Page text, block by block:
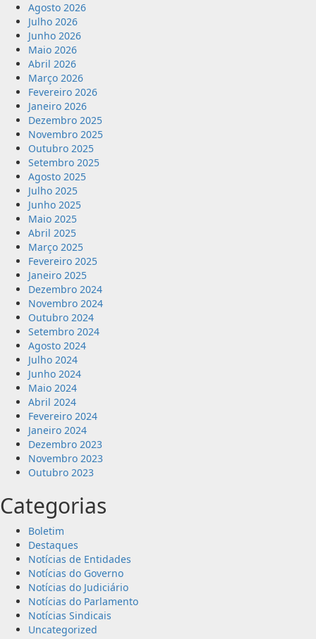
Agosto 2026
Julho 2026
Junho 2026
Maio 2026
Abril 2026
Março 2026
Fevereiro 2026
Janeiro 2026
Dezembro 2025
Novembro 2025
Outubro 2025
Setembro 2025
Agosto 2025
Julho 2025
Junho 2025
Maio 2025
Abril 2025
Março 2025
Fevereiro 2025
Janeiro 2025
Dezembro 2024
Novembro 2024
Outubro 2024
Setembro 2024
Agosto 2024
Julho 2024
Junho 2024
Maio 2024
Abril 2024
Fevereiro 2024
Janeiro 2024
Dezembro 2023
Novembro 2023
Outubro 2023
Categorias
Boletim
Destaques
Notícias de Entidades
Notícias do Governo
Notícias do Judiciário
Notícias do Parlamento
Notícias Sindicais
Uncategorized